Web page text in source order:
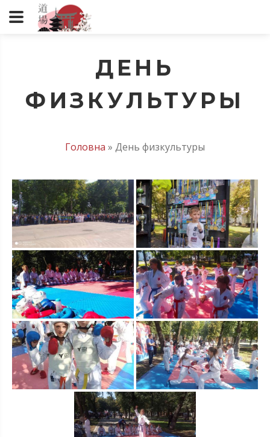
ДЕНЬ
ФИЗКУЛЬТУРЫ
Головна » День физкультуры